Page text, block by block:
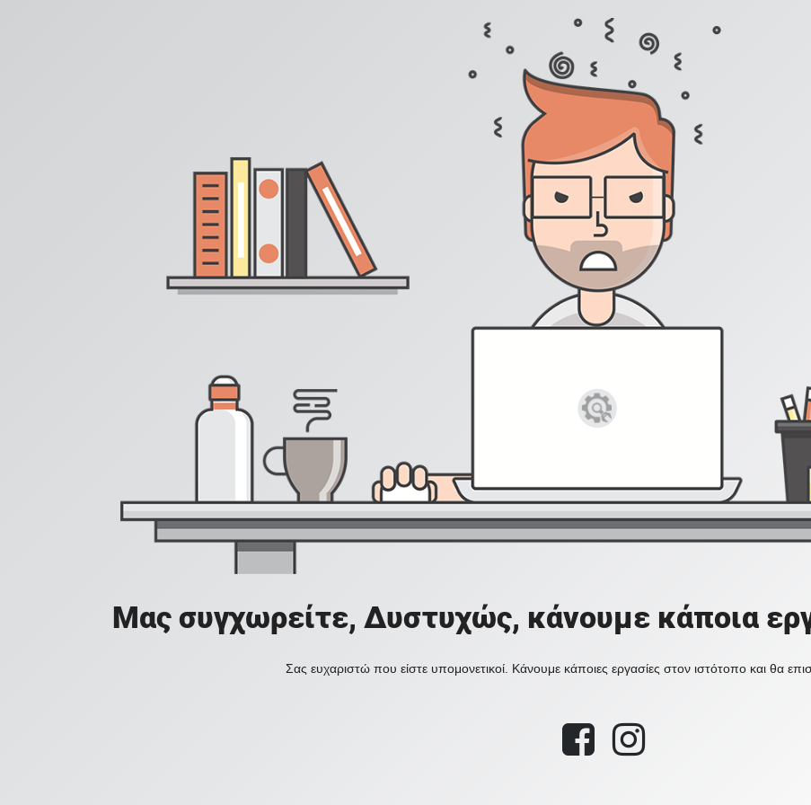
Μας συγχωρείτε, Δυστυχώς, κάνουμε κάποια
Σας ευχαριστώ που είστε υπομονετικοί. Κάνουμε κάποιες εργασίες στον ιστότοπο και θα